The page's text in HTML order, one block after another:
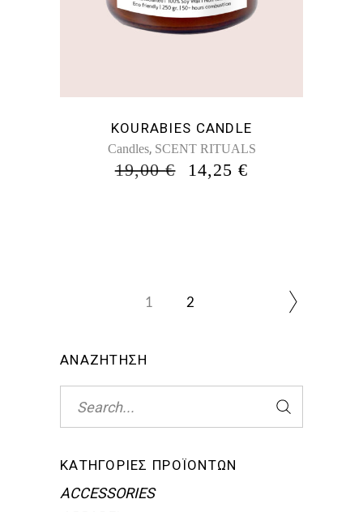
KOURABIES CANDLE
Candles, SCENT RITUALS
19,00€
ORIGINAL
14,25€
1 2
ΑΝΑΖΗΤΗΣΗ
for:
ΚΑΤΗΓΟΡΊΕΣ ΠΡΟΪΌΝΤΩΝ
ACCESSORIES